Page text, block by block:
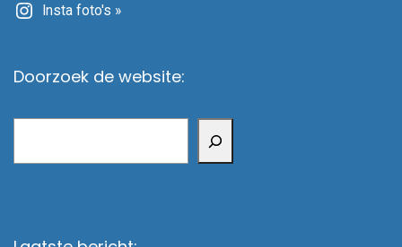
Insta foto's »
Doorzoek de website: